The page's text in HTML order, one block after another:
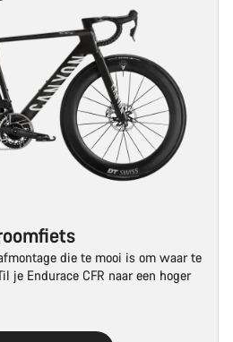
die te mooi is om waar te
je Endurace CFR naar een hoger